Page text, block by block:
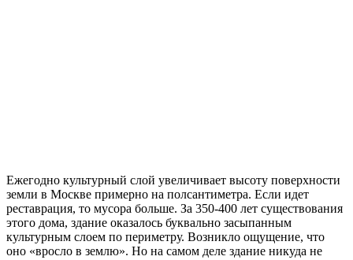
Ежегодно культурный слой увеличивает высоту поверхности
земли в Москве примерно на полсантиметра. Если идет
реставрация, то мусора больше. За 350-400 лет существования
этого дома, здание оказалось буквально засыпанным
культурным слоем по периметру. Возникло ощущение, что
оно «вросло в землю». Но на самом деле здание никуда не